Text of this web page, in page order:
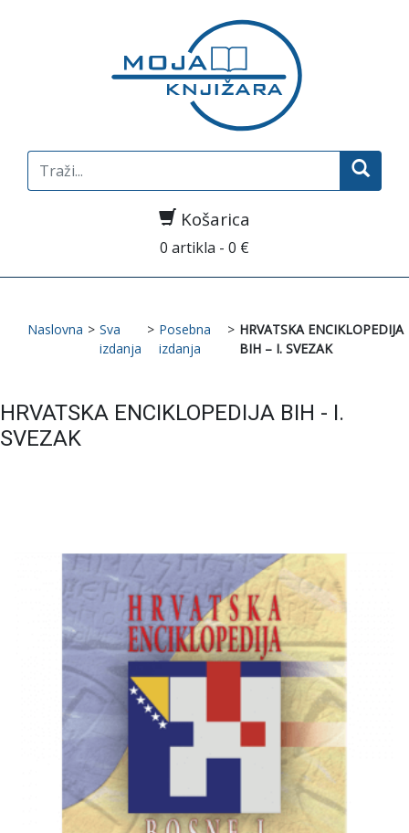
Search
for:
Košarica
0 artikla - 0 €
Naslovna > Sva
izdanja
> Posebna
izdanja
> HRVATSKA ENCIKLOPEDIJA
BIH – I. SVEZAK
HRVATSKA ENCIKLOPEDIJA BIH - I.
SVEZAK